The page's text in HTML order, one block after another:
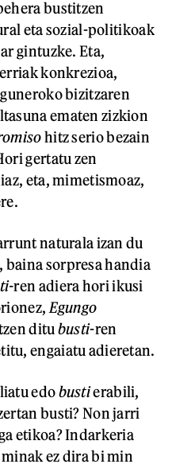
bustitzen
eta sozial-politikoak
gintuzke. Eta,
konkrezioa,
bizitzaren
ematen zizkion
hitz serio bezain
gertatu zen
eta, mimetismoaz,
naturala izan du
baina sorpresa handia
ren adiera hori ikusi
Egungo
ditu busti-ren
engaiatu adieretan.
edobustierabili,
busti? Non jarri
etikoa? Indarkeria
ez dira bi min